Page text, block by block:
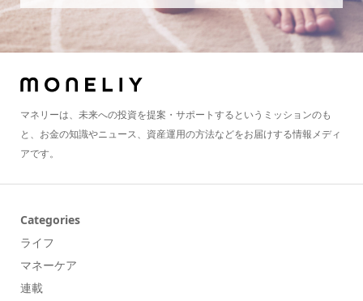
マネリーは、未来への投資を提案・サポートするというミッションのも
と、お金の知識やニュース、資産運用の方法などをお届けする情報メディ
アです。
Categories
ライフ
マネーケア
連載